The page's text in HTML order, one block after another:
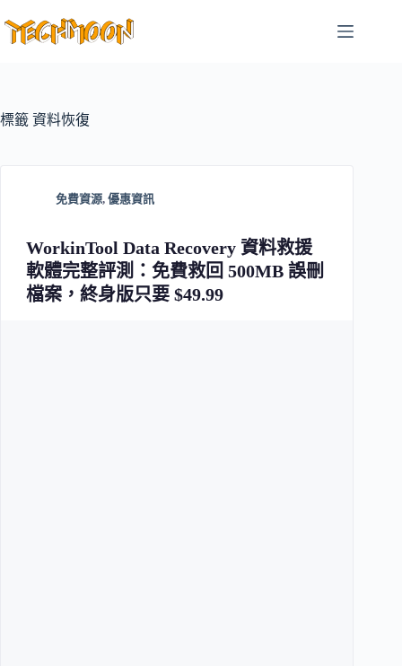
至
容
標籤 資料恢復
免費資源, 優惠資訊
WorkinTool Data Recovery 資料救援
軟體完整評測：免費救回 500MB 誤刪
檔案，終身版只要 $49.99